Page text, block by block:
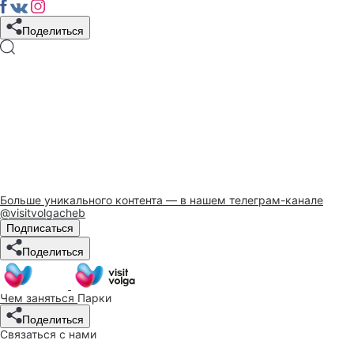
Поделиться
Больше уникального контента — в нашем телеграм-канале
@visitvolgacheb
Подписаться
Поделиться
Чем заняться Парки
Поделиться
Связаться с нами